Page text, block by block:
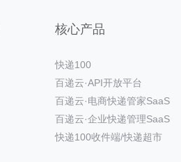
核心产品
快递100
百递云·API开放平台
百递云·电商快递管家SaaS
百递云·企业快递管理SaaS
快递100收件端/快递超市